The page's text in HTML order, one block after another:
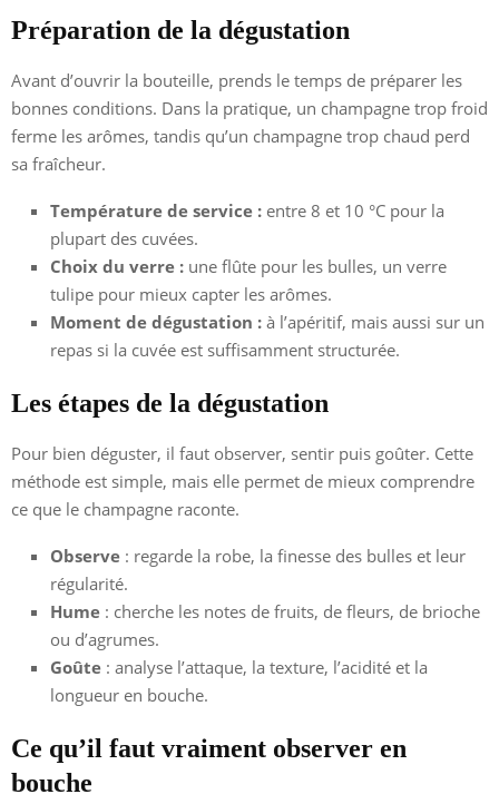
Préparation de la dégustation
Avant d’ouvrir la bouteille, prends le temps de préparer les
bonnes conditions. Dans la pratique, un champagne trop froid
ferme les arômes, tandis qu’un champagne trop chaud perd
sa fraîcheur.
Température de service : entre 8 et 10 °C pour la
plupart des cuvées.
Choix du verre : une flûte pour les bulles, un verre
tulipe pour mieux capter les arômes.
Moment de dégustation : à l’apéritif, mais aussi sur un
repas si la cuvée est suffisamment structurée.
Les étapes de la dégustation
Pour bien déguster, il faut observer, sentir puis goûter. Cette
méthode est simple, mais elle permet de mieux comprendre
ce que le champagne raconte.
Observe : regarde la robe, la finesse des bulles et leur
régularité.
Hume : cherche les notes de fruits, de fleurs, de brioche
ou d’agrumes.
Goûte : analyse l’attaque, la texture, l’acidité et la
longueur en bouche.
Ce qu’il faut vraiment observer en
bouche